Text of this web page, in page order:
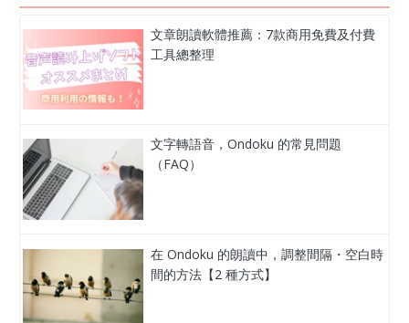
文章朗讀軟體推薦：7款商用免費及付費
工具總整理
文字轉語音，Ondoku 的常見問題
（FAQ）
在 Ondoku 的朗讀中，調整間隔・空白時
間的方法【2 種方式】